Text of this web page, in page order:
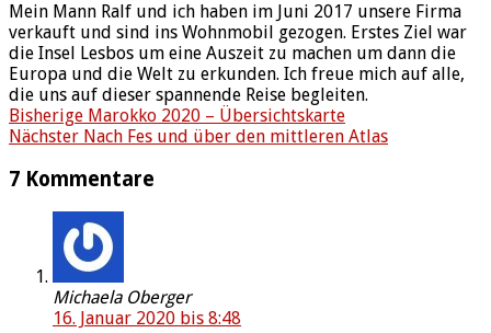
Mein Mann Ralf und ich haben im Juni 2017 unsere Firma
verkauft und sind ins Wohnmobil gezogen. Erstes Ziel war
die Insel Lesbos um eine Auszeit zu machen um dann die
Europa und die Welt zu erkunden. Ich freue mich auf alle,
die uns auf dieser spannende Reise begleiten.
Bisherige Marokko 2020 – Übersichtskarte
Nächster Nach Fes und über den mittleren Atlas
7 Kommentare
Michaela Oberger
16. Januar 2020 bis 8:48